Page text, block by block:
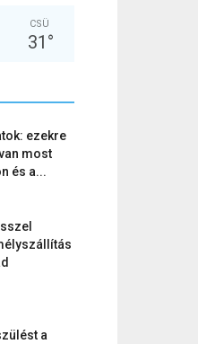
CSÜ
31 °
ezekre
most
és a...
a